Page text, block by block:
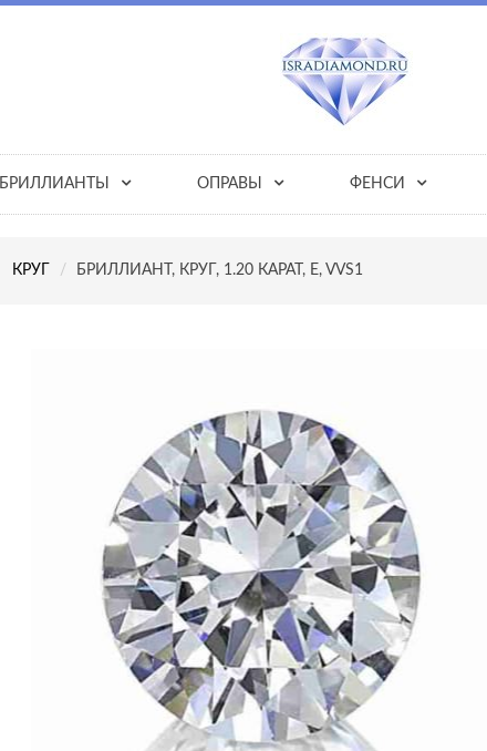
БРИЛЛИАНТЫ ОПРАВЫ ФЕНСИ
КРУГ БРИЛЛИАНТ, КРУГ, 1.20 КАРАТ, E, VVS1